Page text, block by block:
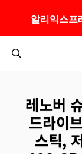
레노버
드라이
스틱,
알리익스프